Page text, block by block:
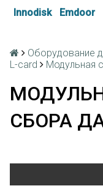
Innodisk
Emdoor
Оборудование
L-card
Модульная
СБОРА